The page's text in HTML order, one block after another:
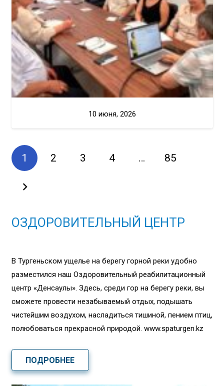
10 июня, 2026
1 2 3 4 … 85
ОЗДОРОВИТЕЛЬНЫЙ ЦЕНТР
В Тургеньском ущелье на берегу горной реки удобно
разместился наш Оздоровительный реабилитационный
центр «Денсаулық». Здесь, среди гор на берегу реки, вы
сможете провести незабываемый отдых, подышать
чистейшим воздухом, насладиться тишиной, пением птиц,
полюбоваться прекрасной природой. www.spaturgen.kz
ПОДРОБНЕЕ